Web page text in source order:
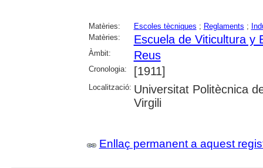
Matèries: Escoles tècniques ; Reglaments ;
Matèries:
Escuela de Viticultura y
Àmbit: Reus
Cronologia: [1911]
Localització: Universitat Politècnica
Virgili
Enllaç permanent a aquest